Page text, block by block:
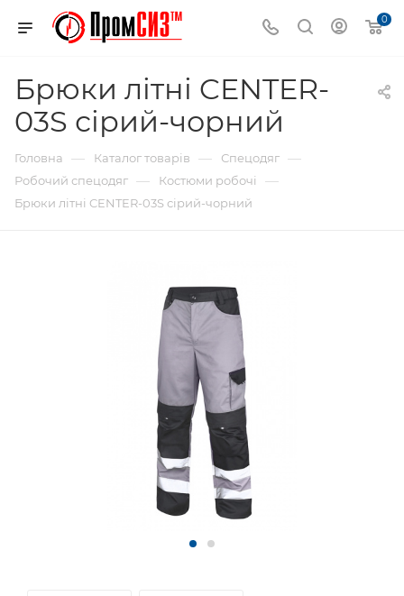
0
Брюки літні CENTER-
03S сірий-чорний
Головна — Каталог товарів — Спецодяг —
Робочий спецодяг — Костюми робочі —
Брюки літні CENTER-03S сірий-чорний